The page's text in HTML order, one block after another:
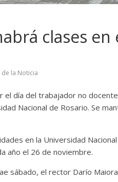
clases
de la Noticia
día del trabajador no
Nacional de Rosario. Se
en la Universidad
año el 26 de noviembre.
sábado, el rector Darío